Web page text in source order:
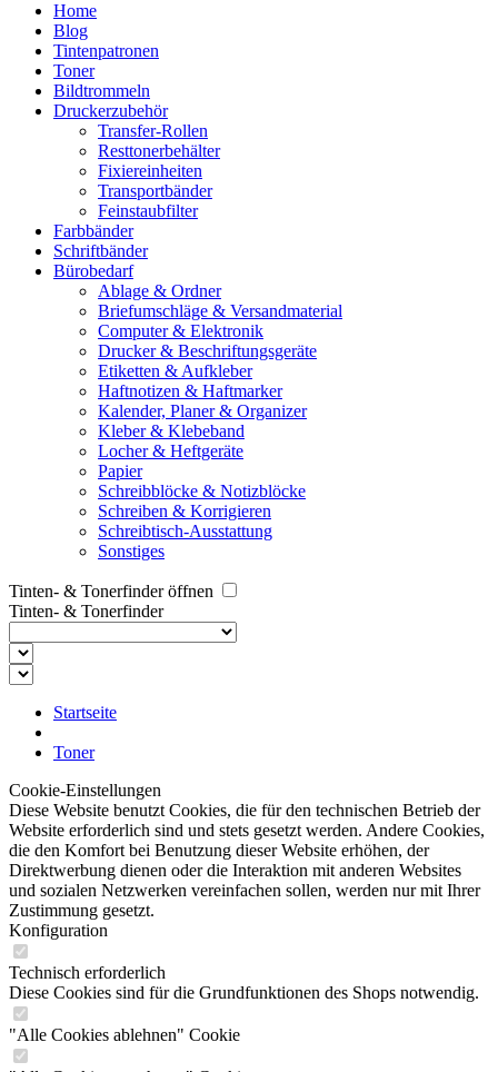
Home
Blog
Tintenpatronen
Toner
Bildtrommeln
Druckerzubehör
Transfer-Rollen
Resttonerbehälter
Fixiereinheiten
Transportbänder
Feinstaubfilter
Farbbänder
Schriftbänder
Bürobedarf
Ablage & Ordner
Briefumschläge & Versandmaterial
Computer & Elektronik
Drucker & Beschriftungsgeräte
Etiketten & Aufkleber
Haftnotizen & Haftmarker
Kalender, Planer & Organizer
Kleber & Klebeband
Locher & Heftgeräte
Papier
Schreibblöcke & Notizblöcke
Schreiben & Korrigieren
Schreibtisch-Ausstattung
Sonstiges
Tinten- & Tonerfinder öffnen
Tinten- & Tonerfinder
Startseite
Toner
Cookie-Einstellungen
Diese Website benutzt Cookies, die für den technischen Betrieb der
Website erforderlich sind und stets gesetzt werden. Andere Cookies,
die den Komfort bei Benutzung dieser Website erhöhen, der
Direktwerbung dienen oder die Interaktion mit anderen Websites
und sozialen Netzwerken vereinfachen sollen, werden nur mit Ihrer
Zustimmung gesetzt.
Konfiguration
Technisch erforderlich
Diese Cookies sind für die Grundfunktionen des Shops notwendig.
"Alle Cookies ablehnen" Cookie